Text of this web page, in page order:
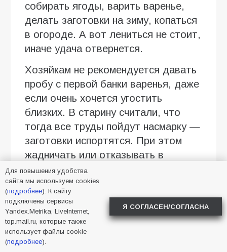
собирать ягоды, варить варенье,
делать заготовки на зиму, копаться
в огороде. А вот лениться не стоит,
иначе удача отвернется.
Хозяйкам не рекомендуется давать
пробу с первой банки варенья, даже
если очень хочется угостить
близких. В старину считали, что
тогда все труды пойдут насмарку —
заготовки испортятся. При этом
жадничать или отказывать в
помощи в праздник категорически
нельзя. Чем щедрее будут хозяева,
тем благополучнее сложится год.
Фото сгенерировано ИИ.
Для повышения удобства
сайта мы используем cookies
(подробнее). К сайту
подключены сервисы
Yandex.Metrika, LiveInternet,
top.mail.ru, которые также
использует файлы cookie
(подробнее).
Я СОГЛАСЕН/СОГЛАСНА